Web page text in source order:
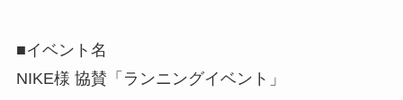
■イベント名
NIKE様 協賛「ランニングイベント」